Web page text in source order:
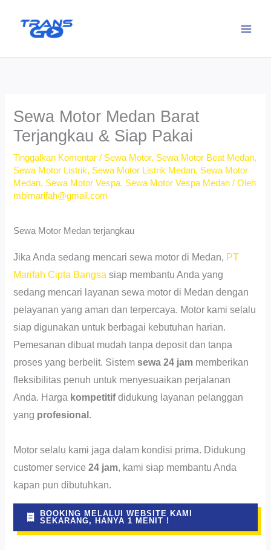
Sewa Motor Medan Barat
Terjangkau & Siap Pakai
Tinggalkan Komentar / Sewa Motor, Sewa Motor Beat Medan,
Sewa Motor Listrik, Sewa Motor Listrik Medan, Sewa Motor
Medan, Sewa Motor Vespa, Sewa Motor Vespa Medan / Oleh
mbimarifah@gmail.com
Sewa Motor Medan terjangkau
Jika Anda sedang mencari sewa motor di Medan, PT
Marifah Cipta Bangsasiap membantu Anda yang
sedang mencari layanan sewa motor di Medan dengan
pelayanan yang aman dan terpercaya. Motor kami selalu
siap digunakan untuk berbagai kebutuhan harian.
Pemesanan dibuat mudah tanpa deposit dan tanpa
proses yang berbelit. Sistemsewa 24 jam memberikan
fleksibilitas penuh untuk menyesuaikan perjalanan
Anda. Harga kompetitifdidukung layanan pelanggan
yang profesional .
Motor selalu kami jaga dalam kondisi prima. Didukung
customer service24 jam, kami siap membantu Anda
kapan pun dibutuhkan.
BOOKING MELALUI WEBSITE KAMI
SEKARANG, HANYA 1 MENIT !